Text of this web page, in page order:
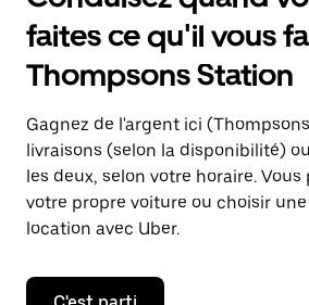
faites ce qu'il vous
Thompsons Station
Gagnez de l'argent ici
livraisons (selon la disponibilité)
les deux, selon votre horaire.
votre propre voiture ou choisir
location avec Uber.